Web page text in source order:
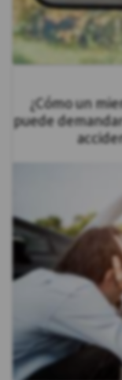
¿Cómo un
puede